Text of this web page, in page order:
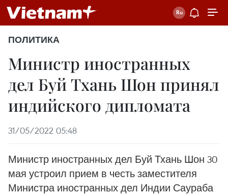
ПОЛИТИКА
Министр иностранных
дел Буй Тхань Шон принял
индийского дипломата
31/05/2022 05:48
Министр иностранных дел Буй Тхань Шон 30
мая устроил прием в честь заместителя
Министра иностранных дел Индии Саураба